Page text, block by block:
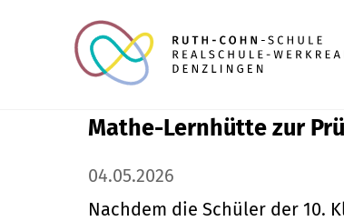
Mathe-Lernhütte zur
04.05.2026
Nachdem die Schüler der 10.